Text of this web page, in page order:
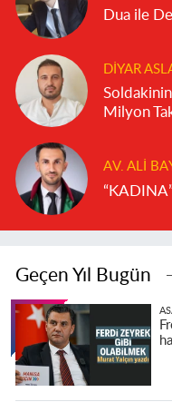
Dua ile
DIYAR
Milyon
AV. ALI
Geçen Yıl Bugün